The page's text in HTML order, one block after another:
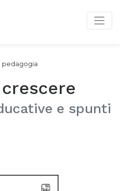
pedagogia
e spunti